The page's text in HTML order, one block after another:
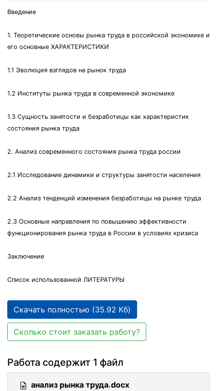
Введение
1. Теоретические основы рынка труда в российской экономике и
его основные ХАРАКТЕРИСТИКИ
1.1 Эволюция взглядов на рынок труда
1.2 Институты рынка труда в современной экономике
1.3 Сущность занятости и безработицы как характеристик
состояния рынка труда
2. Анализ современного состояния рынка труда россии
2.1 Исследование динамики и структуры занятости населения
2.2 Анализ тенденций изменения безработицы на рынке труда
2.3 Основные направления по повышению эффективности
функционирования рынка труда в России в условиях кризиса
Заключение
Список использованной ЛИТЕРАТУРЫ
Скачать полностью (35.92 Кб)
Сколько стоит заказать работу?
Работа содержит 1 файл
анализ рынка труда.docx